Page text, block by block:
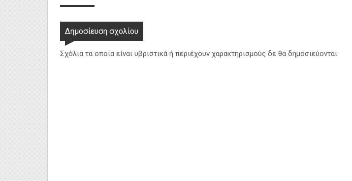
Δημοσίευση σχολίου
Σχόλια τα οποία είναι υβριστικά ή περιέχουν χαρακτηρισμούς δε θα δημοσιεύονται.